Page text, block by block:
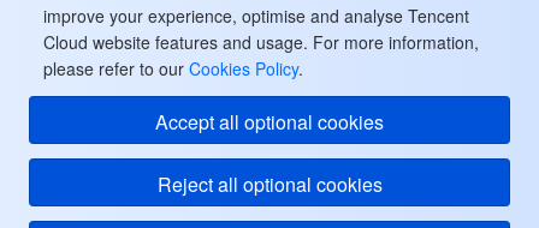
improve your experience, optimise and analyse Tencent
Cloud website features and usage. For more information,
please refer to our Cookies Policy.
Accept all optional cookies
Reject all optional cookies
Partner Support Plan